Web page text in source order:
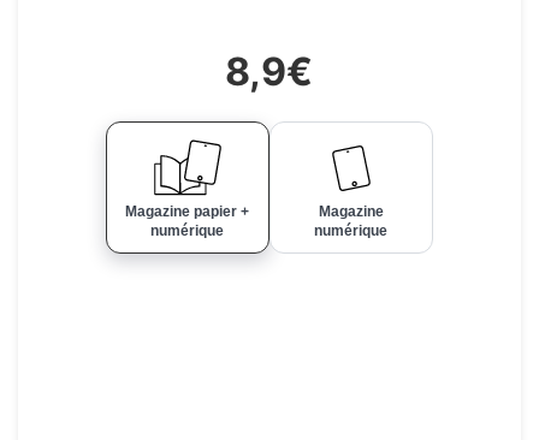
8,9€
Magazine papier +
numérique
Magazine
numérique